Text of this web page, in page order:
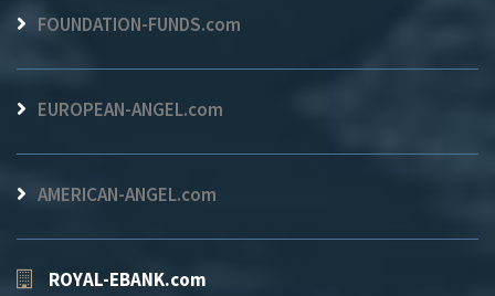
FOUNDATION-FUNDS.com
EUROPEAN-ANGEL.com
AMERICAN-ANGEL.com
ROYAL-EBANK.com